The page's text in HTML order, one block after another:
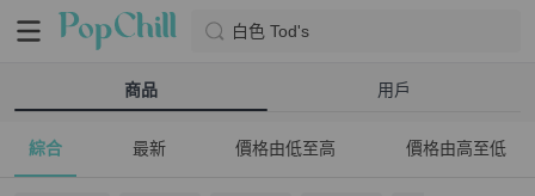
白色 Tod's
商品 用戶
綜合 最新 價格由低至高 價格由高至低